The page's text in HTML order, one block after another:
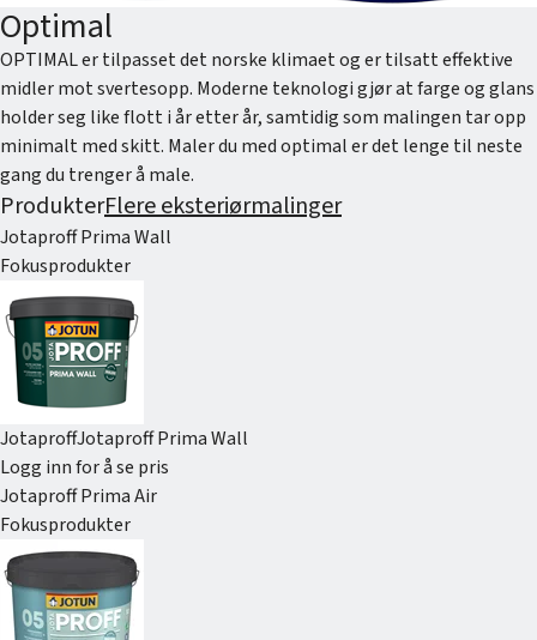
Optimal
OPTIMAL er tilpasset det norske klimaet og er tilsatt effektive
midler mot svertesopp. Moderne teknologi gjør at farge og glans
holder seg like flott i år etter år, samtidig som malingen tar opp
minimalt med skitt. Maler du med optimal er det lenge til neste
gang du trenger å male.
ProdukterFlere eksteriørmalinger
Jotaproff Prima Wall
Fokusprodukter
JotaproffJotaproff Prima Wall
Logg inn for å se pris
Jotaproff Prima Air
Fokusprodukter